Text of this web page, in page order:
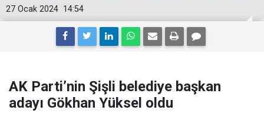
14:54
27 Ocak 2024
AK Parti’nin Şişli belediye başkan
adayı Gökhan Yüksel oldu